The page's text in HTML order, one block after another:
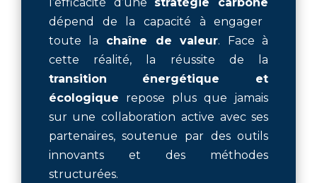
dépend de la capacité à engager
toute la chaîne de valeur. Face à
cette réalité, la réussite de la
transition énergétique et
écologique repose plus que jamais
sur une collaboration active avec ses
partenaires, soutenue par des outils
innovants et des méthodes
structurées.